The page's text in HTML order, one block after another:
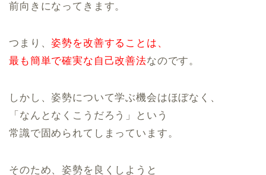
前向きになってきます。
つまり、姿勢を改善することは、
最も簡単で確実な自己改善法なのです。
しかし、姿勢について学ぶ機会はほぼなく、
「なんとなくこうだろう」という
常識で固められてしまっています。
そのため、姿勢を良くしようと